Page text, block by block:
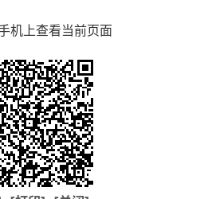
机上查看当前页面